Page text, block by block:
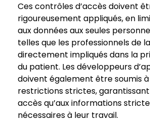
Ces contrôles d’accès doivent
rigoureusement appliqués, en
aux données aux seules
telles que les professionnels de
directement impliqués dans la
du patient. Les développeurs
doivent également être soumis
restrictions strictes, garantissant
accès qu’aux informations
nécessaires à leur travail.